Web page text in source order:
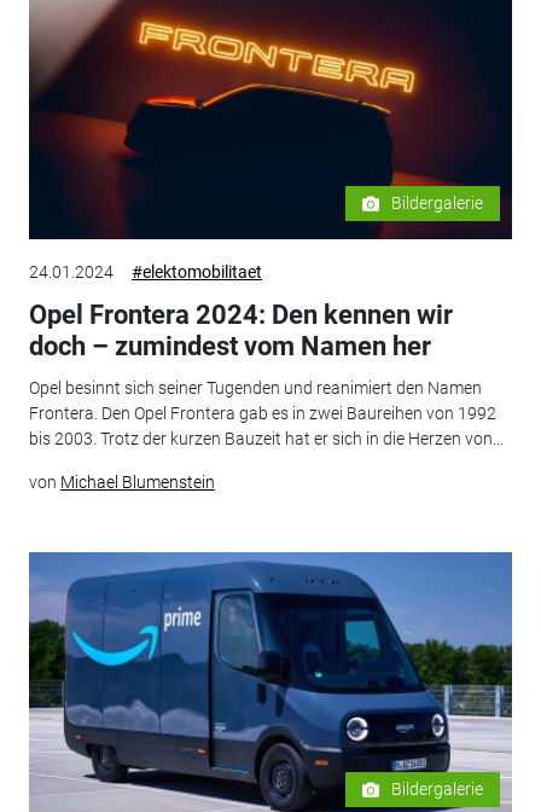
Bildergalerie
24.01.2024 #elektomobilitaet
Opel Frontera 2024: Den kennen wir
doch – zumindest vom Namen her
Opel besinnt sich seiner Tugenden und reanimiert den Namen
Frontera. Den Opel Frontera gab es in zwei Baureihen von 1992
bis 2003. Trotz der kurzen Bauzeit hat er sich in die Herzen von...
von Michael Blumenstein
Bildergalerie